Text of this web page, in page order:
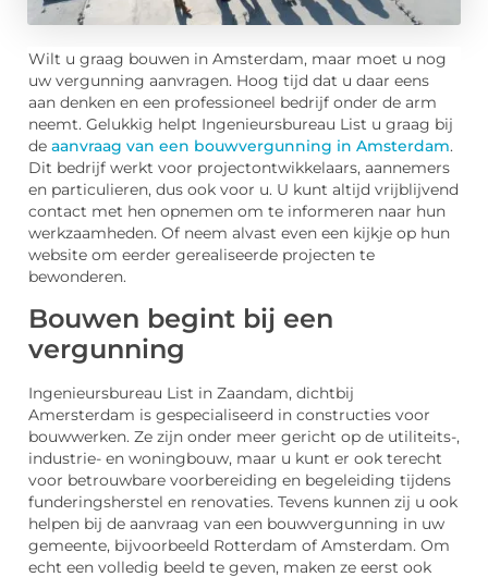
Wilt u graag bouwen in Amsterdam, maar moet u nog
uw vergunning aanvragen. Hoog tijd dat u daar eens
aan denken en een professioneel bedrijf onder de arm
neemt. Gelukkig helpt Ingenieursbureau List u graag bij
de aanvraag van een bouwvergunning in Amsterdam.
Dit bedrijf werkt voor projectontwikkelaars, aannemers
en particulieren, dus ook voor u. U kunt altijd vrijblijvend
contact met hen opnemen om te informeren naar hun
werkzaamheden. Of neem alvast even een kijkje op hun
website om eerder gerealiseerde projecten te
bewonderen.
Bouwen begint bij een
vergunning
Ingenieursbureau List in Zaandam, dichtbij
Amersterdam is gespecialiseerd in constructies voor
bouwwerken. Ze zijn onder meer gericht op de utiliteits-,
industrie- en woningbouw, maar u kunt er ook terecht
voor betrouwbare voorbereiding en begeleiding tijdens
funderingsherstel en renovaties. Tevens kunnen zij u ook
helpen bij de aanvraag van een bouwvergunning in uw
gemeente, bijvoorbeeld Rotterdam of Amsterdam. Om
echt een volledig beeld te geven, maken ze eerst ook